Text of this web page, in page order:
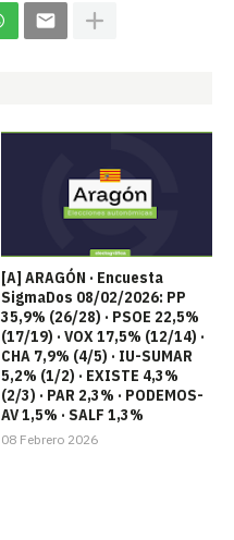
[A] ARAGÓN · Encuesta
SigmaDos 08/02/2026: PP
35,9% (26/28) · PSOE 22,5%
(17/19) · VOX 17,5% (12/14) ·
CHA 7,9% (4/5) · IU-SUMAR
5,2% (1/2) · EXISTE 4,3%
(2/3) · PAR 2,3% · PODEMOS-
AV 1,5% · SALF 1,3%
08 Febrero 2026